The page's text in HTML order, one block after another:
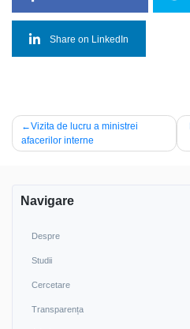
Share on LinkedIn
Navigare
în
Vizita de lucru a ministrei
afacerilor interne
Navigare
Despre
Studii
Cercetare
Transparența